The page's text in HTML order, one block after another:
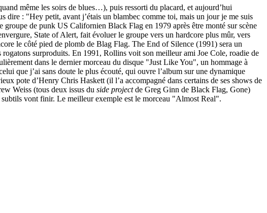
même les soirs de blues…), puis ressorti du placard, et aujourd’hui
dire : "Hey petit, avant j’étais un blambec comme toi, mais un jour je me suis
de punk US Californien Black Flag en 1979 après être monté sur scène
State of Alert, fait évoluer le groupe vers un hardcore plus mûr, vers
le côté pied de plomb de Blag Flag. The End of Silence (1991) sera un
surproduits. En 1991, Rollins voit son meilleur ami Joe Cole, roadie de
dans le dernier morceau du disque "Just Like You", un hommage à
que j’ai sans doute le plus écouté, qui ouvre l’album sur une dynamique
pote d’Henry Chris Haskett (il l’a accompagné dans certains de ses shows de
Weiss (tous deux issus du side projectde Greg Ginn de Black Flag, Gone)
vont finir. Le meilleur exemple est le morceau "Almost Real".